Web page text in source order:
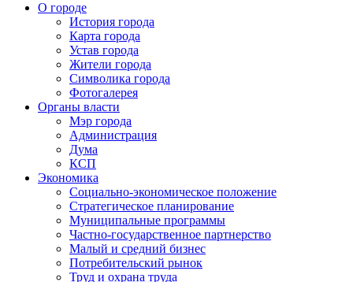
О городе
История города
Карта города
Устав города
Жители города
Символика города
Фотогалерея
Органы власти
Мэр города
Администрация
Дума
КСП
Экономика
Социально-экономическое положение
Стратегическое планирование
Муниципальные программы
Частно-государственное партнерство
Малый и средний бизнес
Потребительский рынок
Труд и охрана труда